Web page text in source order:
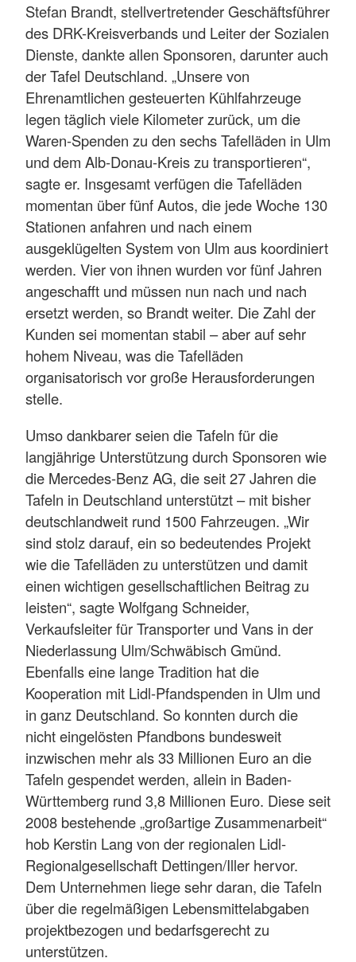
Stefan Brandt, stellvertretender Geschäftsführer
des DRK-Kreisverbands und Leiter der Sozialen
Dienste, dankte allen Sponsoren, darunter auch
der Tafel Deutschland. „Unsere von
Ehrenamtlichen gesteuerten Kühlfahrzeuge
legen täglich viele Kilometer zurück, um die
Waren-Spenden zu den sechs Tafelläden in Ulm
und dem Alb-Donau-Kreis zu transportieren“,
sagte er. Insgesamt verfügen die Tafelläden
momentan über fünf Autos, die jede Woche 130
Stationen anfahren und nach einem
ausgeklügelten System von Ulm aus koordiniert
werden. Vier von ihnen wurden vor fünf Jahren
angeschafft und müssen nun nach und nach
ersetzt werden, so Brandt weiter. Die Zahl der
Kunden sei momentan stabil – aber auf sehr
hohem Niveau, was die Tafelläden
organisatorisch vor große Herausforderungen
stelle.
Umso dankbarer seien die Tafeln für die
langjährige Unterstützung durch Sponsoren wie
die Mercedes-Benz AG, die seit 27 Jahren die
Tafeln in Deutschland unterstützt – mit bisher
deutschlandweit rund 1500 Fahrzeugen. „Wir
sind stolz darauf, ein so bedeutendes Projekt
wie die Tafelläden zu unterstützen und damit
einen wichtigen gesellschaftlichen Beitrag zu
leisten“, sagte Wolfgang Schneider,
Verkaufsleiter für Transporter und Vans in der
Niederlassung Ulm/Schwäbisch Gmünd.
Ebenfalls eine lange Tradition hat die
Kooperation mit Lidl-Pfandspenden in Ulm und
in ganz Deutschland. So konnten durch die
nicht eingelösten Pfandbons bundesweit
inzwischen mehr als 33 Millionen Euro an die
Tafeln gespendet werden, allein in Baden-
Württemberg rund 3,8 Millionen Euro. Diese seit
2008 bestehende „großartige Zusammenarbeit“
hob Kerstin Lang von der regionalen Lidl-
Regionalgesellschaft Dettingen/Iller hervor.
Dem Unternehmen liege sehr daran, die Tafeln
über die regelmäßigen Lebensmittelabgaben
projektbezogen und bedarfsgerecht zu
unterstützen.